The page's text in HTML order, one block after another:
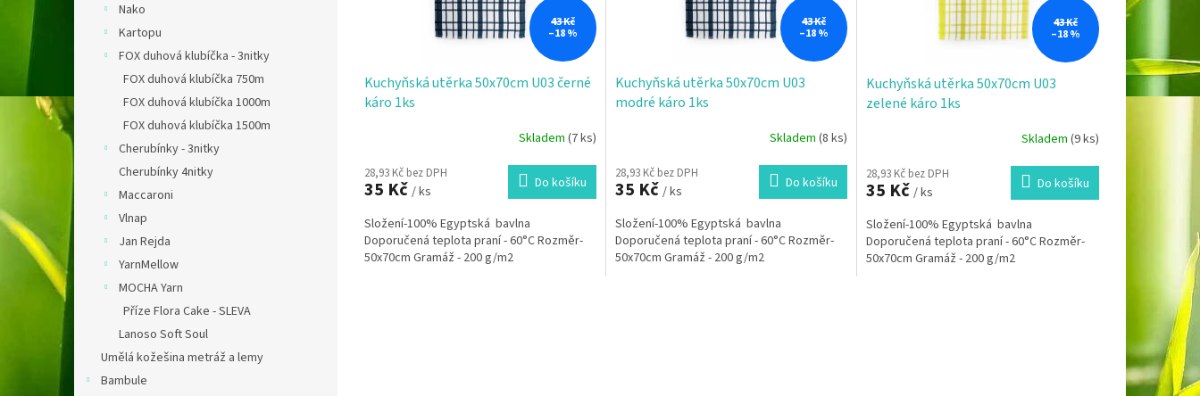
Nako
Kartopu
FOX duhová klubíčka - 3nitky
FOX duhová klubíčka 750m
FOX duhová klubíčka 1000m
FOX duhová klubíčka 1500m
Cherubínky - 3nitky
Cherubínky 4nitky
Maccaroni
Vlnap
Jan Rejda
YarnMellow
MOCHA Yarn
Příze Flora Cake - SLEVA
Lanoso Soft Soul
Umělá kožešina metráž a lemy
Bambule
43 Kč
–18 %
Kuchyňská utěrka 50x70cm U03 černé
káro 1ks
Skladem (7 ks)
28,93 Kč bez DPH
35 Kč / ks Do košíku
Složení-100% Egyptská bavlna
Doporučená teplota praní - 60°C Rozměr-
50x70cm Gramáž - 200 g/m2
43 Kč
–18 %
Kuchyňská utěrka 50x70cm U03
modré káro 1ks
Skladem (8 ks)
28,93 Kč bez DPH
35 Kč / ks Do košíku
Složení-100% Egyptská bavlna
Doporučená teplota praní - 60°C Rozměr-
50x70cm Gramáž - 200 g/m2
43 Kč
–18 %
Kuchyňská utěrka 50x70cm U03
zelené káro 1ks
Skladem (9 ks)
28,93 Kč bez DPH
35 Kč / ks Do košíku
Složení-100% Egyptská bavlna
Doporučená teplota praní - 60°C Rozměr-
50x70cm Gramáž - 200 g/m2